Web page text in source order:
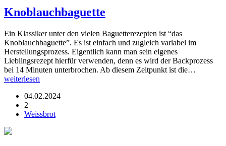
Knoblauchbaguette
Ein Klassiker unter den vielen Baguetterezepten ist “das
Knoblauchbaguette”. Es ist einfach und zugleich variabel im
Herstellungsprozess. Eigentlich kann man sein eigenes
Lieblingsrezept hierfür verwenden, denn es wird der Backprozess
bei 14 Minuten unterbrochen. Ab diesem Zeitpunkt ist die…
weiterlesen
04.02.2024
2
Weissbrot